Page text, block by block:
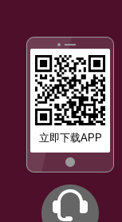
立即下载APP